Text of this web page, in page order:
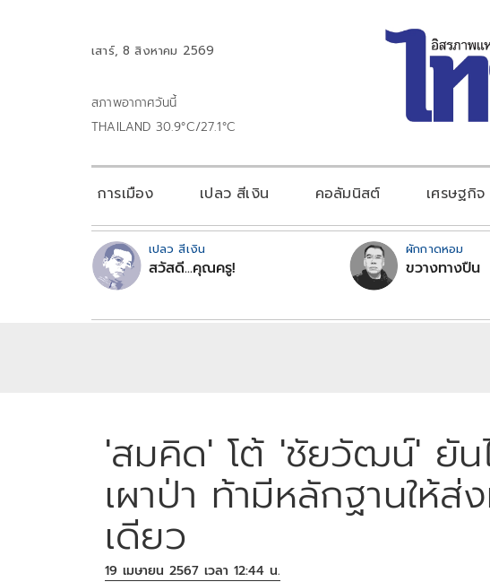
เสาร์, 8 สิงหาคม 2569
สภาพอากาศวันนี้
THAILAND 30.9°C/27.1°C
การเมือง เปลว สีเงิน คอลัมนิสต์ เศรษฐกิจ
เปลว สีเงิน
สวัสดี...คุณครู!
ผักกาดหอม
ขวางทางปืน
'สมคิด' โต้ 'ชัยวัฒน์' ยัน
เผาป่า ท้ามีหลักฐานให้ส่
เดียว
19 เมษายน 2567 เวลา 12:44 น.